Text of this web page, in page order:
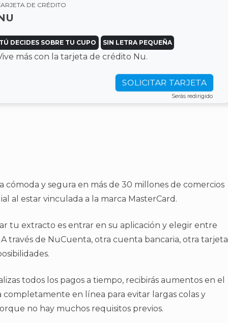
DE CRÉDITO
DECIDES SOBRE TU CUPO SIN LETRA PEQUEÑA
más con la tarjeta de crédito Nu.
SOLICITAR TARJETA
Serás redirigido
y segura en más de 30 millones de comercios
al estar vinculada a la marca MasterCard.
tu extracto es entrar en su aplicación y elegir entre
través de NuCuenta, otra cuenta bancaria, otra tarjeta
todos los pagos a tiempo, recibirás aumentos en el
en línea para evitar largas colas y
no hay muchos requisitos previos.